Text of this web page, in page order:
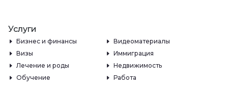
Услуги
Бизнес и финансы
Видеоматериалы
Визы
Иммиграция
Лечение и роды
Недвижимость
Обучение
Работа